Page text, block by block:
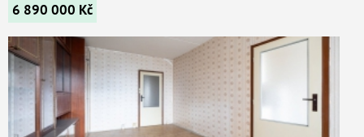
6 890 000 Kč